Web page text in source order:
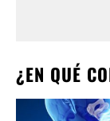
¿EN QUÉ